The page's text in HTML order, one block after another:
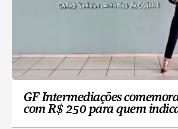
GF Intermediações
com R$ 250 para quem